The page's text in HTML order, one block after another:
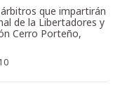
que impartirán
de la Libertadores y
Cerro Porteño,